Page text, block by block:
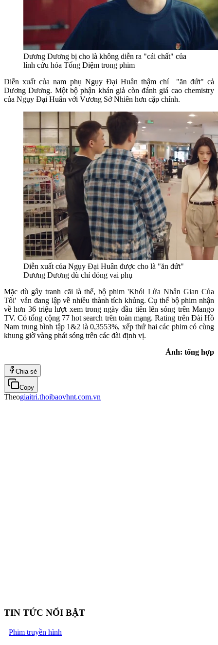
Dương Dương bị cho là không diễn ra "cái chất" của
lính cứu hỏa Tống Diệm trong phim
Diễn xuất của nam phụ Ngụy Đại Huân thậm chí "ăn đứt" cả
Dương Dương. Một bộ phận khán giả còn đánh giá cao chemistry
của Ngụy Đại Huân với Vương Sở Nhiên hơn cặp chính.
Diễn xuất của Ngụy Đại Huân được cho là "ăn đứt"
Dương Dương dù chỉ đóng vai phụ
Mặc dù gây tranh cãi là thế, bộ phim 'Khói Lửa Nhân Gian Của
Tôi' vẫn đang lập về nhiều thành tích khủng. Cụ thể bộ phim nhận
về hơn 36 triệu lượt xem trong ngày đầu tiên lên sóng trên Mango
TV. Có tổng cộng 77 hot search trên toàn mạng. Rating trên Đài Hồ
Nam trung bình tập 1&2 là 0,3553%, xếp thứ hai các phim có cùng
khung giờ vàng phát sóng trên các đài định vị.
Ảnh: tổng hợp
Chia sẻ
Copy
Theogiaitri.thoibaovhnt.com.vn
TIN TỨC NỔI BẬT
Phim truyền hình